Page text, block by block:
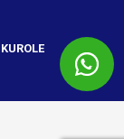
KUROLE